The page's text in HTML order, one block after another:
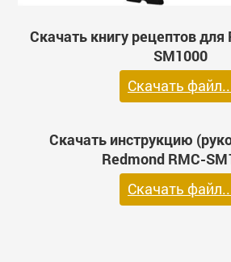
Скачать книгу рецептов для
SM1000
Скачать
Скачать инструкцию
Redmond RMC-
Скачать